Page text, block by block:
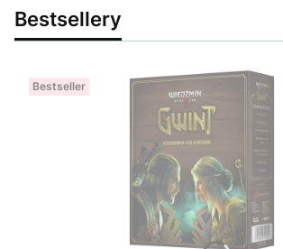
Bestsellery
Bestseller